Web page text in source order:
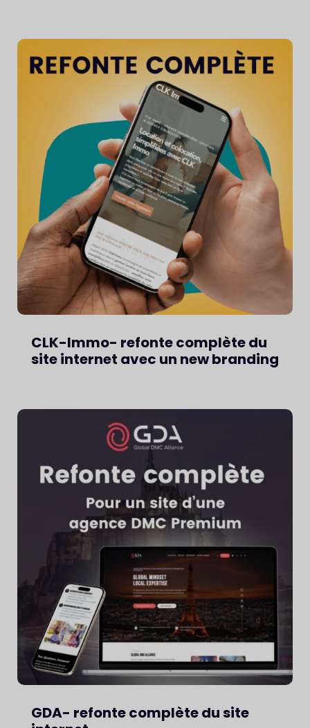
CLK-Immo- refonte complète du
site internet avec un new branding
GDA- refonte complète du site